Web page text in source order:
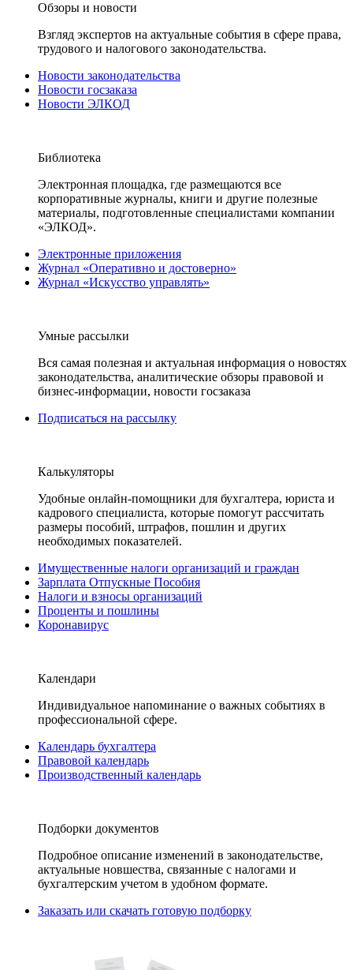
Обзоры и новости
Взгляд экспертов на актуальные события в сфере права,
трудового и налогового законодательства.
Новости законодательства
Новости госзаказа
Новости ЭЛКОД
Библиотека
Электронная площадка, где размещаются все
корпоративные журналы, книги и другие полезные
материалы, подготовленные специалистами компании
«ЭЛКОД».
Электронные приложения
Журнал «Оперативно и достоверно»
Журнал «Искусство управлять»
Умные рассылки
Вся самая полезная и актуальная информация о новостях
законодательства, аналитические обзоры правовой и
бизнес-информации, новости госзаказа
Подписаться на рассылку
Калькуляторы
Удобные онлайн-помощники для бухгалтера, юриста и
кадрового специалиста, которые помогут рассчитать
размеры пособий, штрафов, пошлин и других
необходимых показателей.
Имущественные налоги организаций и граждан
Зарплата Отпускные Пособия
Налоги и взносы организаций
Проценты и пошлины
Коронавирус
Календари
Индивидуальное напоминание о важных событиях в
профессиональной сфере.
Календарь бухгалтера
Правовой календарь
Производственный календарь
Подборки документов
Подробное описание изменений в законодательстве,
актуальные новшества, связанные с налогами и
бухгалтерским учетом в удобном формате.
Заказать или скачать готовую подборку